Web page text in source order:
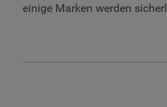
einige Marken werden